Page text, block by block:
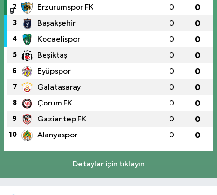
2 Erzurumspor FK 0 0
3 Başakşehir 0 0
4 Kocaelispor 0 0
5 Beşiktaş 0 0
6 Eyüpspor 0 0
7 Galatasaray 0 0
8 Çorum FK 0 0
9 Gaziantep FK 0 0
10 Alanyaspor 0 0
Detaylar için tıklayın